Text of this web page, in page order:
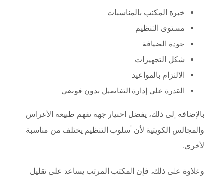
خبرة المكتب بالمناسبات
مستوى التنظيم
جودة الضيافة
شكل التجهيزات
الالتزام بالمواعيد
القدرة على إدارة التفاصيل بدون فوضى
بالإضافة إلى ذلك، يفضل اختيار جهة تفهم طبيعة الأعراس
والمجالس الكويتية لأن أسلوب التنظيم يختلف من مناسبة
لأخرى.
وعلاوة على ذلك، فإن المكتب المرتب يساعد على تقليل